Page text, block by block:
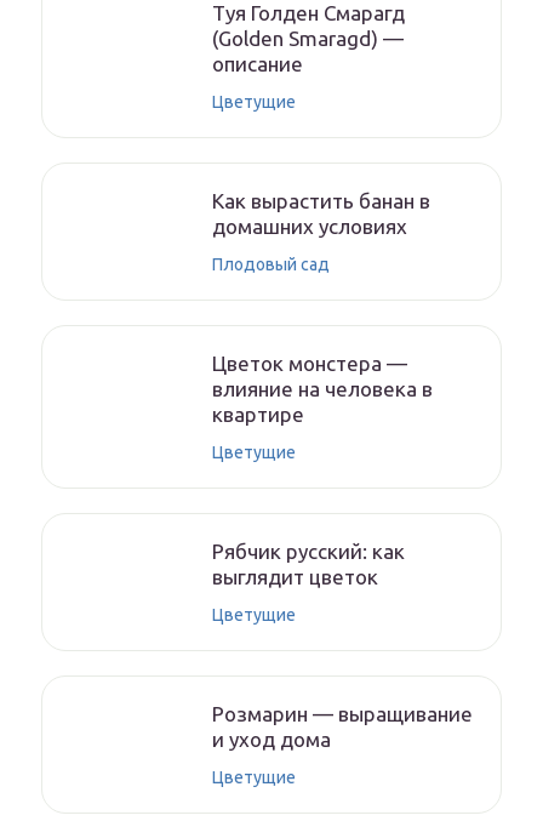
Туя Голден Смарагд
(Golden Smaragd) —
описание
Цветущие
Как вырастить банан в
домашних условиях
Плодовый сад
Цветок монстера —
влияние на человека в
квартире
Цветущие
Рябчик русский: как
выглядит цветок
Цветущие
Розмарин — выращивание
и уход дома
Цветущие